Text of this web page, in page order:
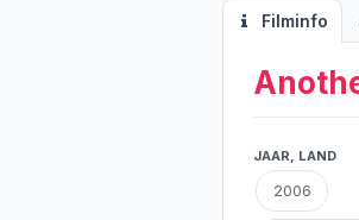
Filminfo
JAAR, LAND
2006